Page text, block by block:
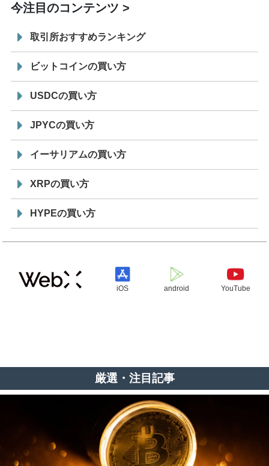
今注目のコンテンツ
取引所おすすめランキング
ビットコインの買い方
USDCの買い方
JPYCの買い方
イーサリアムの買い方
XRPの買い方
HYPEの買い方
iOS android YouTube
厳選・注目記事